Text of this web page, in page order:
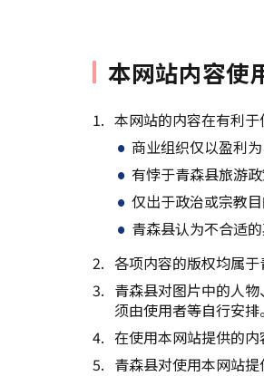
本网站内容使
本网站的内容在有利
商业组织仅以盈利
有悖于青森县旅游
仅出于政治或宗教
青森县认为不合适
各项内容的版权均属
青森县对图片中的人
须由使用者等自行安
在使用本网站提供的内
青森县对使用本网站